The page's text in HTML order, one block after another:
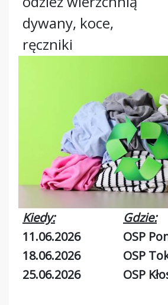
dywany, koce,
ręczniki
Kiedy: Gdzie:
11.06.2026
OSP
18.06.2026
OSP
25.06.2026
OSP